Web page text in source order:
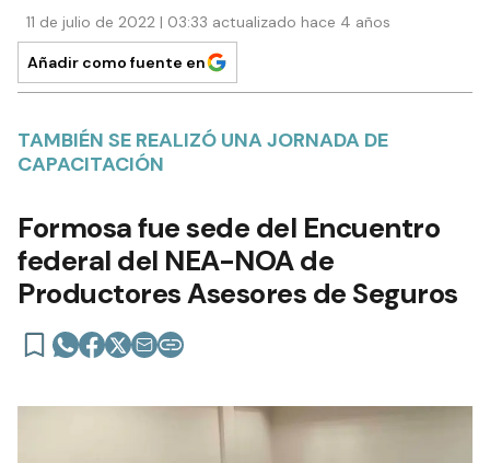
11 de julio de 2022 | 03:33 actualizado hace 4 años
Añadir como fuente en
TAMBIÉN SE REALIZÓ UNA JORNADA DE
CAPACITACIÓN
Formosa fue sede del Encuentro
federal del NEA-NOA de
Productores Asesores de Seguros